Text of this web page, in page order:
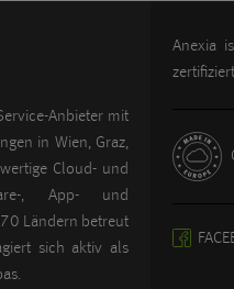
Anbieter mit
in Wien, Graz,
Cloud- und
, App- und
Ländern betreut
sich aktiv als
Anexia